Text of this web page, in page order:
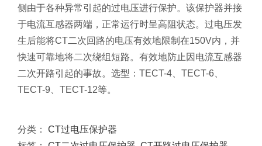
侧由于各种异常引起的过电压进行保护。该保护器并接
于电流互感器两端，正常运行时呈高阻状态。过电压发
生后能将CT二次回路的电压有效地限制在150V内，并
快速可靠地将二次绕组短路。有效地防止因电流互感器
二次开路引起的事故。选型：TECT-4、TECT-6、
TECT-9、TECT-12等。
分类： CT过电压保护器